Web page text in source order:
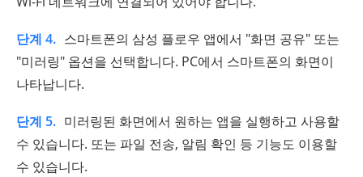
단계 4. 스마트폰의 삼성 플로우 앱에서 "화면 공유" 또는
"미러링" 옵션을 선택합니다. PC에서 스마트폰의 화면이
나타납니다.
단계 5. 미러링된 화면에서 원하는 앱을 실행하고 사용할
수 있습니다. 또는 파일 전송, 알림 확인 등 기능도 이용할
수 있습니다.